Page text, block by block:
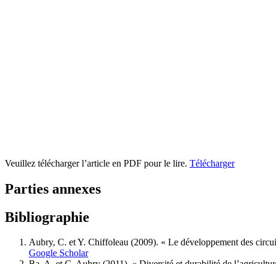
Veuillez télécharger l’article en PDF pour le lire. Télécharger
Parties annexes
Bibliographie
Aubry, C. et Y. Chiffoleau (2009). « Le développement des
Google Scholar